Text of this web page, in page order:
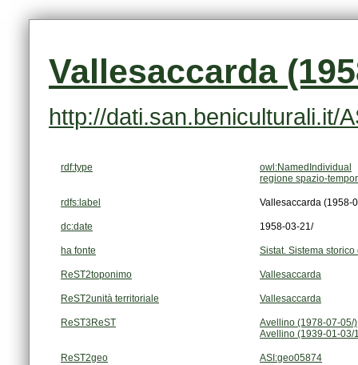
Vallesaccarda
http://dati.san.beniculturali.it/
rdf:type
owl:NamedIndividual
regione spazio-
rdfs:label Vallesaccarda (1958-
dc:date 1958-03-21/
ha fonte Sistat. Sistema
ReST2toponimo Vallesaccarda
ReST2unità territoriale Vallesaccarda
ReST3ReST
Avellino (1978-07-05/)
Avellino (1939-01-03/
ReST2geo ASI:geo05874